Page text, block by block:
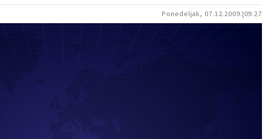
Ponedeljak, 07.12.2009. 09:27